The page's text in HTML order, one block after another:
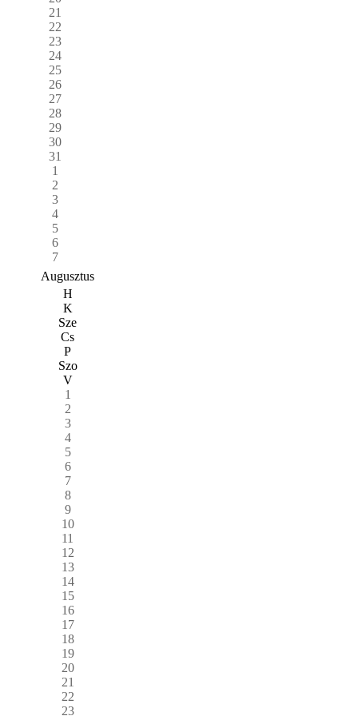
21
22
23
24
25
26
27
28
29
30
31
1
2
3
4
5
6
7
Augusztus
H
K
Sze
Cs
P
Szo
V
1
2
3
4
5
6
7
8
9
10
11
12
13
14
15
16
17
18
19
20
21
22
23